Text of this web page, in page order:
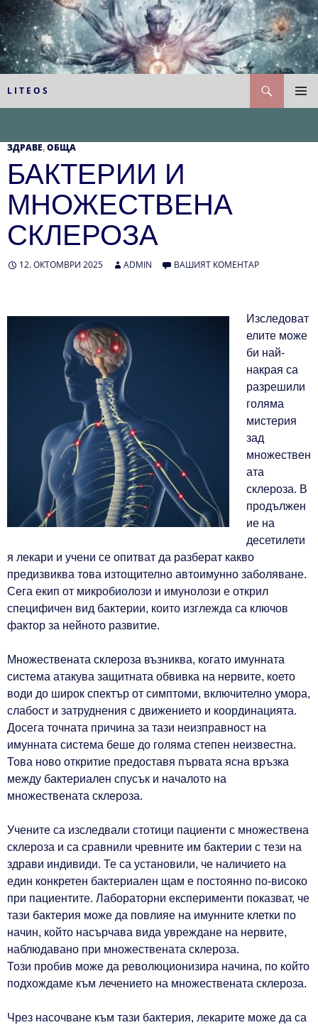
Към
съдържанието
L I T E O S
ЗДРАВЕ, ОБЩА
БАКТЕРИИ И
МНОЖЕСТВЕНА
СКЛЕРОЗА
12. ОКТОМВРИ 2025 ADMIN ВАШИЯТ КОМЕНТАР
Изследоват
елите може
би най-
накрая са
разрешили
голяма
мистерия
зад
множествен
ата
склероза. В
продължен
ие на
десетилети
я лекари и учени се опитват да разберат какво
предизвиква това изтощително автоимунно заболяване.
Сега екип от микробиолози и имунолози е открил
специфичен вид бактерии, които изглежда са ключов
фактор за нейното развитие.
Множествената склероза възниква, когато имунната
система атакува защитната обвивка на нервите, което
води до широк спектър от симптоми, включително умора,
слабост и затруднения с движението и координацията.
Досега точната причина за тази неизправност на
имунната система беше до голяма степен неизвестна.
Това ново откритие предоставя първата ясна връзка
между бактериален спусък и началото на
множествената склероза.
Учените са изследвали стотици пациенти с множествена
склероза и са сравнили чревните им бактерии с тези на
здрави индивиди. Те са установили, че наличието на
един конкретен бактериален щам е постоянно по-високо
при пациентите. Лабораторни експерименти показват, че
тази бактерия може да повлияе на имунните клетки по
начин, който насърчава вида увреждане на нервите,
наблюдавано при множествената склероза.
Този пробив може да революционизира начина, по който
подхождаме към лечението на множествената склероза.
Чрез насочване към тази бактерия, лекарите може да са